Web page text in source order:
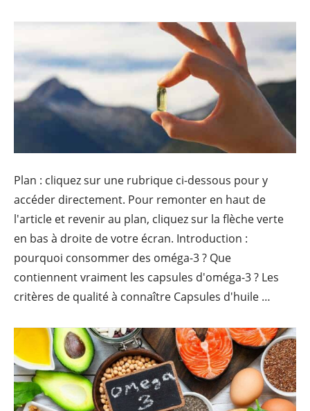
Plan : cliquez sur une rubrique ci-dessous pour y
accéder directement. Pour remonter en haut de
l'article et revenir au plan, cliquez sur la flèche verte
en bas à droite de votre écran. Introduction :
pourquoi consommer des oméga-3 ? Que
contiennent vraiment les capsules d'oméga-3 ? Les
critères de qualité à connaître Capsules d'huile …